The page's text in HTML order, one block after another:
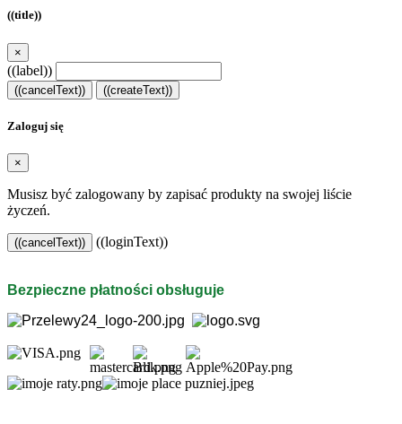
((title))
×
((label))
((cancelText)) ((createText))
Zaloguj się
×
Musisz być zalogowany by zapisać produkty na swojej liście
życzeń.
((cancelText)) ((loginText))
Bezpieczne płatności obsługuje